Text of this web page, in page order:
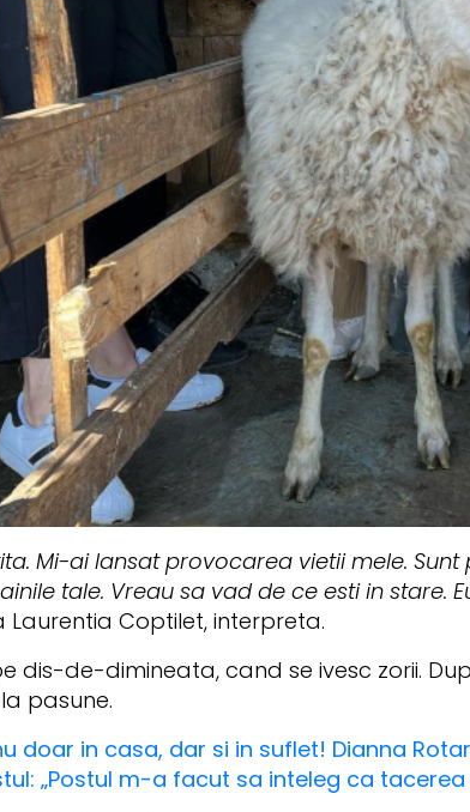
Mi-ai lansat provocarea vietii mele.
tale. Vreau sa vad de ce esti in stare.
Laurentia Coptilet, interpreta.
dis-de-dimineata, cand se ivesc zorii.
pasune.
doar in casa, dar si in suflet! Dianna
„Postul m-a facut sa inteleg ca tacerea